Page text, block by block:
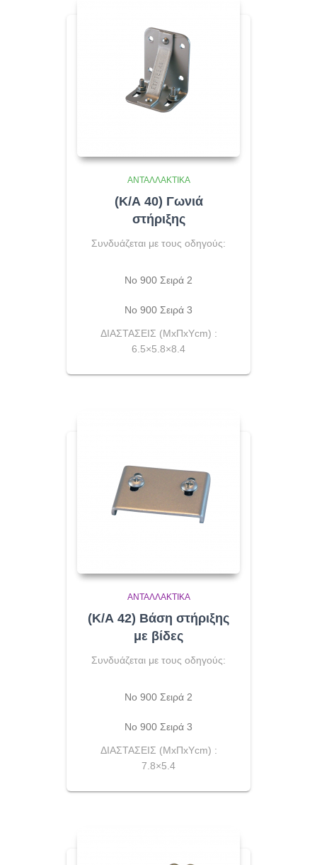
ΑΝΤΑΛΛΑΚΤΙΚΆ
(Κ/Α 40) Γωνιά
στήριξης
Συνδυάζεται με τους οδηγούς:
No 900 Σειρά 2
Νο 900 Σειρά 3
ΔΙΑΣΤΑΣΕΙΣ (ΜxΠxΥcm) :
6.5×5.8×8.4
ΑΝΤΑΛΛΑΚΤΙΚΆ
(Κ/Α 42) Βάση στήριξης
με βίδες
Συνδυάζεται με τους οδηγούς:
No 900 Σειρά 2
Νο 900 Σειρά 3
ΔΙΑΣΤΑΣΕΙΣ (ΜxΠxΥcm) :
7.8×5.4